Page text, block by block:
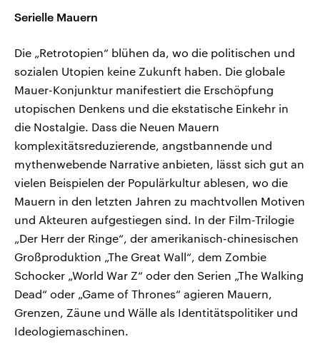
Serielle Mauern
Die „Retrotopien“ blühen da, wo die politischen und
sozialen Utopien keine Zukunft haben. Die globale
Mauer-Konjunktur manifestiert die Erschöpfung
utopischen Denkens und die ekstatische Einkehr in
die Nostalgie. Dass die Neuen Mauern
komplexitätsreduzierende, angstbannende und
mythenwebende Narrative anbieten, lässt sich gut an
vielen Beispielen der Populärkultur ablesen, wo die
Mauern in den letzten Jahren zu machtvollen Motiven
und Akteuren aufgestiegen sind. In der Film‑Trilogie
„Der Herr der Ringe“, der amerikanisch-chinesischen
Großproduktion „The Great Wall“, dem Zombie
Schocker „World War Z“ oder den Serien „The Walking
Dead“ oder „Game of Thrones“ agieren Mauern,
Grenzen, Zäune und Wälle als Identitätspolitiker und
Ideologiemaschinen.